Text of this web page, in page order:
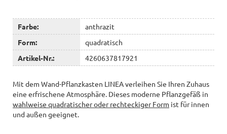
Farbe:
anthrazit
Form:
quadratisch
Artikel-Nr.:
4260637817921
Mit dem Wand-Pflanzkasten LINEA verleihen Sie Ihren Zuhaus
eine erfrischene Atmosphäre. Dieses moderne Pflanzgefäß in
wahlweise quadratischer oder rechteckiger Form ist für innen
und außen geeignet.